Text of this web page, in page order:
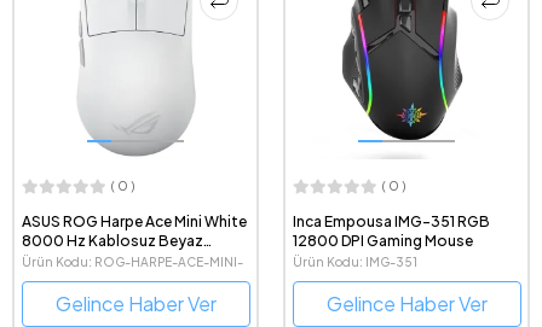
( 0 )
ASUS ROG Harpe Ace Mini White
8000 Hz Kablosuz Beyaz
Gaming Mouse
Ürün Kodu: ROG-HARPE-ACE-MINI-
WHITE
Gelince Haber Ver
( 0 )
Inca Empousa IMG-351 RGB
12800 DPI Gaming Mouse
Ürün Kodu: IMG-351
Gelince Haber Ver